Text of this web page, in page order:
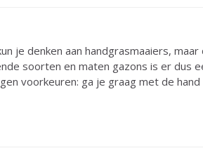
je denken aan handgrasmaaiers,
soorten en maten gazons is er dus
voorkeuren: ga je graag met de